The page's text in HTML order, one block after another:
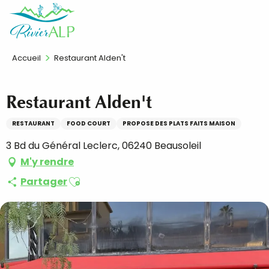
contenu
FR
Accueil Restaurant Alden't
Restaurant Alden't
RESTAURANT FOOD COURT PROPOSE DES PLATS FAITS MAISON
3 Bd du Général Leclerc, 06240 Beausoleil
M'y rendre
PartagerAjouter aux favoris